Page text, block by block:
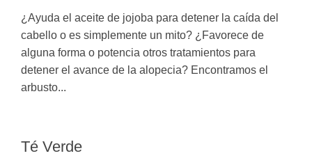
¿Ayuda el aceite de jojoba para detener la caída del
cabello o es simplemente un mito? ¿Favorece de
alguna forma o potencia otros tratamientos para
detener el avance de la alopecia? Encontramos el
arbusto...
Té Verde